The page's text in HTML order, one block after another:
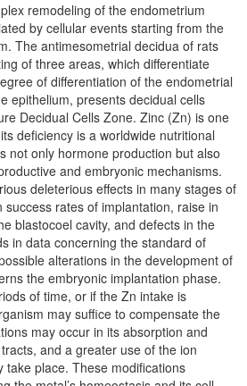
remodeling of the endometrium
by cellular events starting from the
The antimesometrial decidua of rats
of three areas, which differentiate
of differentiation of the endometrial
epithelium, presents decidual cells
Decidual Cells Zone. Zinc (Zn) is one
deficiency is a worldwide nutritional
not only hormone production but also
and embryonic mechanisms.
deleterious effects in many stages of
rates of implantation, raise in
blastocoel cavity, and defects in the
in data concerning the standard of
alterations in the development of
the embryonic implantation phase.
of time, or if the Zn intake is
may suffice to compensate the
may occur in its absorption and
and a greater use of the ion
place. These modifications